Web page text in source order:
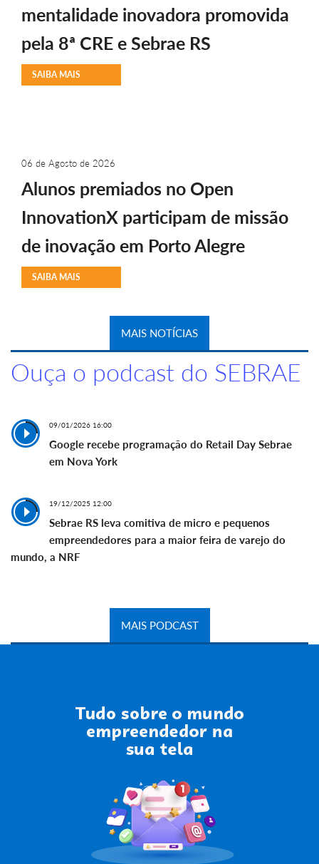
mentalidade inovadora promovida
pela 8ª CRE e Sebrae RS
SAIBA MAIS
06 de Agosto de 2026
Alunos premiados no Open
InnovationX participam de missão
de inovação em Porto Alegre
SAIBA MAIS
MAIS NOTÍCIAS
Ouça o podcast do SEBRAE
09/01/2026 16:00
Google recebe programação do Retail Day Sebrae
em Nova York
19/12/2025 12:00
Sebrae RS leva comitiva de micro e pequenos
empreendedores para a maior feira de varejo do
mundo, a NRF
MAIS PODCAST